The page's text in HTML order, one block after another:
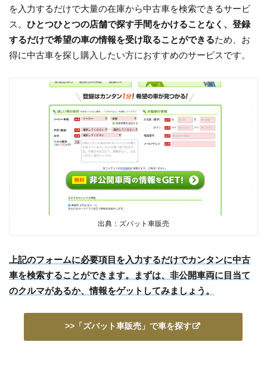
を入力するだけで大量の在庫から中古車を検索できるサービ
ス。ひとつひとつの店舗で探す手間をかけることなく、登録
するだけで希望の車の情報を受け取ることができるため、お
得に中古車を探し購入したい方におすすめのサービスです。
出典：ズバット車販売
上記のフォームに必要項目を入力するだけでカンタンに中古
車を検索することができます。まずは、非公開車両に目当て
のクルマがあるか、情報をゲットしてみましょう。
>>「ズバット車販売」で車を探す